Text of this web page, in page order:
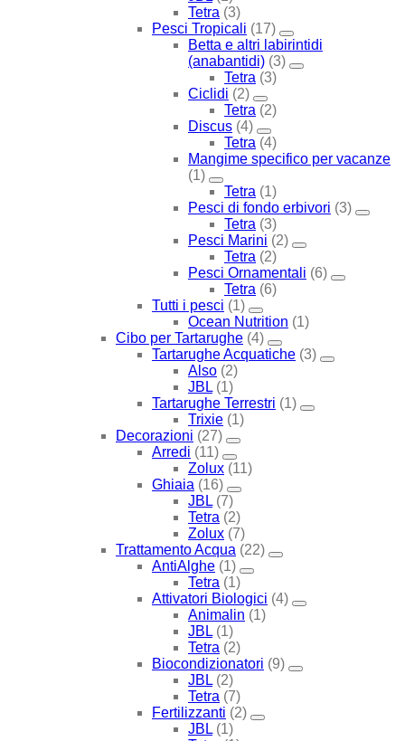
Tetra (3)
Pesci Tropicali (17)
Betta e altri labirintidi
(anabantidi) (3)
Tetra (3)
Ciclidi (2)
Tetra (2)
Discus (4)
Tetra (4)
Mangime specifico per vacanze
(1)
Tetra (1)
Pesci di fondo erbivori (3)
Tetra (3)
Pesci Marini (2)
Tetra (2)
Pesci Ornamentali (6)
Tetra (6)
Tutti i pesci (1)
Ocean Nutrition (1)
Cibo per Tartarughe (4)
Tartarughe Acquatiche (3)
Also (2)
JBL (1)
Tartarughe Terrestri (1)
Trixie (1)
Decorazioni (27)
Arredi (11)
Zolux (11)
Ghiaia (16)
JBL (7)
Tetra (2)
Zolux (7)
Trattamento Acqua (22)
AntiAlghe (1)
Tetra (1)
Attivatori Biologici (4)
Animalin (1)
JBL (1)
Tetra (2)
Biocondizionatori (9)
JBL (2)
Tetra (7)
Fertilizzanti (2)
JBL (1)